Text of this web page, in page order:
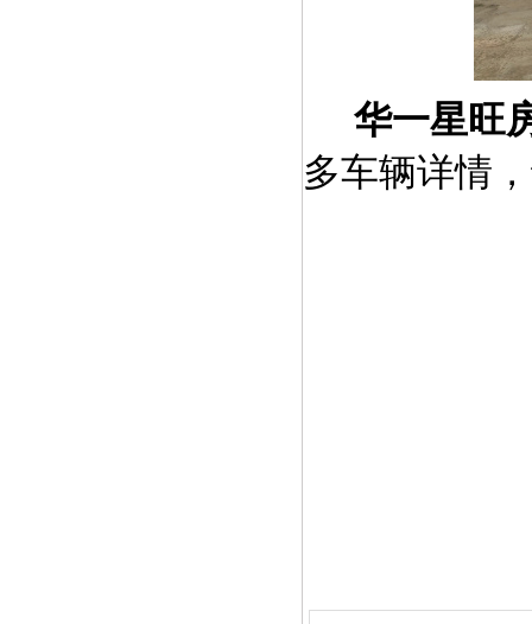
华一星旺
多车辆详情